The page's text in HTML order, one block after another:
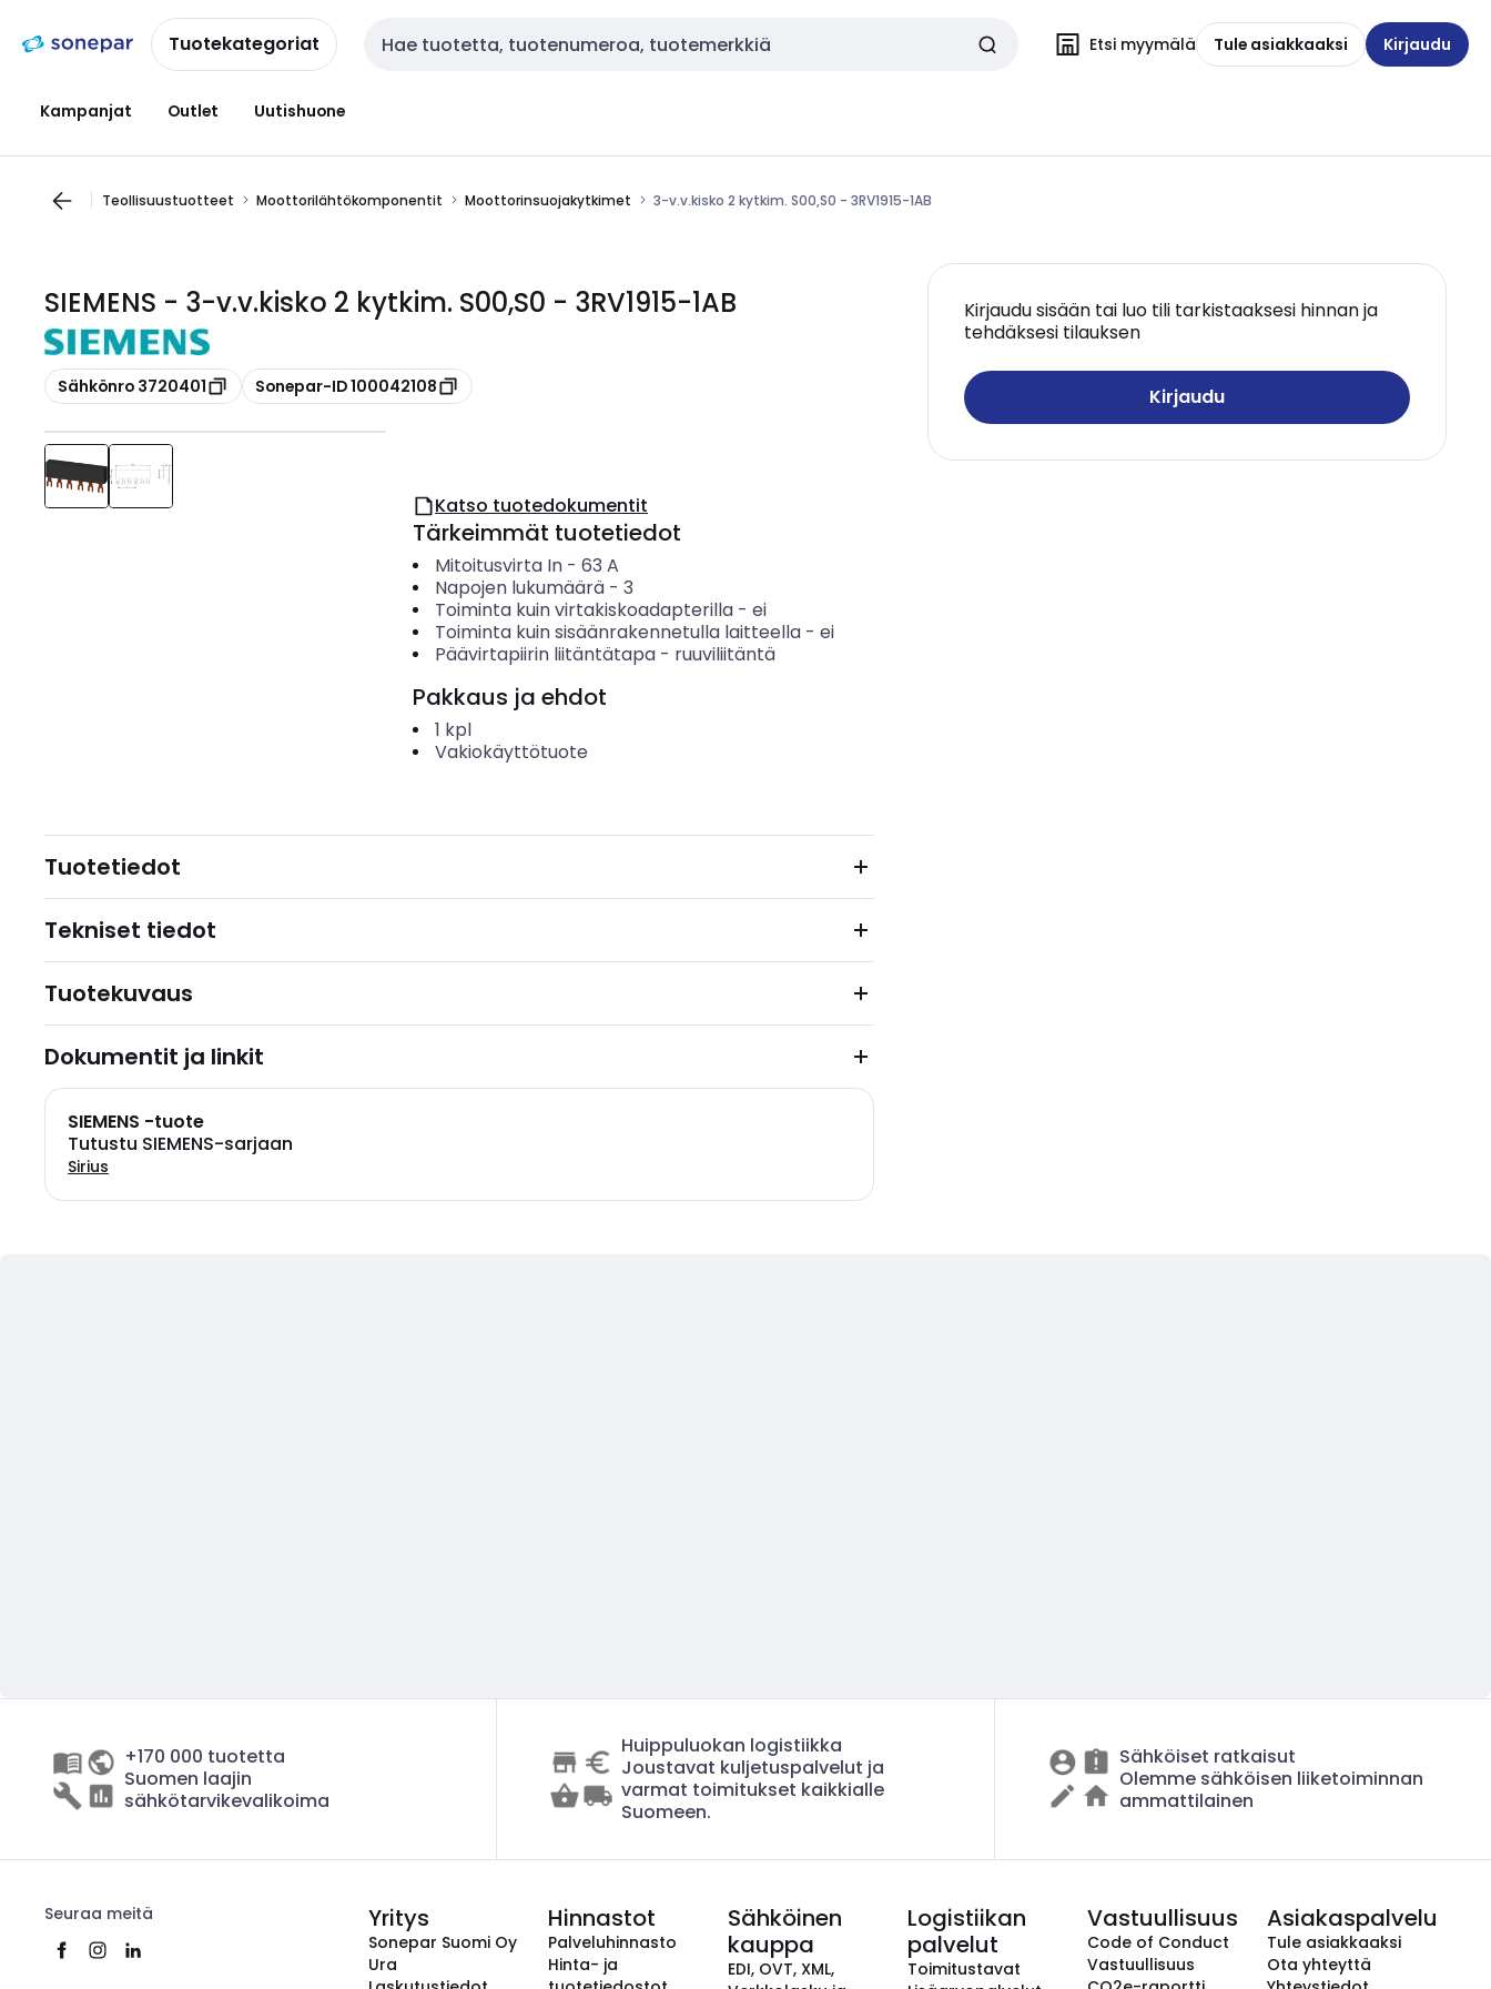
navigointiinsisältöönTuotekategoriat Haku Etsi myymälä Tule asiakkaaksi Kirjaudu
Kampanjat Outlet Uutishuone
Teollisuustuotteet Moottorilähtökomponentit Moottorinsuojakytkimet 3-v.v.kisko 2 kytkim. S00,S0 - 3RV1915-1AB
SIEMENS - 3-v.v.kisko 2 kytkim. S00,S0 - 3RV1915-1AB
Kopioi
Sähkönro 3720401 Kopioi
Sonepar-ID 100042108
Kirjaudu sisään tai luo tili tarkistaaksesi hinnan ja
tehdäksesi tilauksen
Kirjaudu
Katso tuotedokumentit
Tärkeimmät tuotetiedot
Mitoitusvirta In- 63 A
Napojen lukumäärä- 3
Toiminta kuin virtakiskoadapterilla- ei
Toiminta kuin sisäänrakennetulla laitteella- ei
Päävirtapiirin liitäntätapa- ruuviliitäntä
Pakkaus ja ehdot
1 kpl
Vakiokäyttötuote
Tuotetiedot
Tekniset tiedot
Tuotekuvaus
Dokumentit ja linkit
SIEMENS -tuote
Tutustu SIEMENS-sarjaan
Sirius
+170 000 tuotetta
Suomen laajin
sähkötarvikevalikoima
Huippuluokan logistiikka
Joustavat kuljetuspalvelut ja
varmat toimitukset kaikkialle
Suomeen.
Sähköiset ratkaisut
Olemme sähköisen liiketoiminnan
ammattilainen
Seuraa meitä Yritys
Sonepar Suomi Oy
Ura
Hinnastot
Palveluhinnasto
Hinta- ja
Sähköinen
kauppa
EDI, OVT, XML,
Logistiikan
palvelut
Toimitustavat
Vastuullisuus
Code of Conduct
Vastuullisuus
Asiakaspalvelu
Tule asiakkaaksi
Ota yhteyttä